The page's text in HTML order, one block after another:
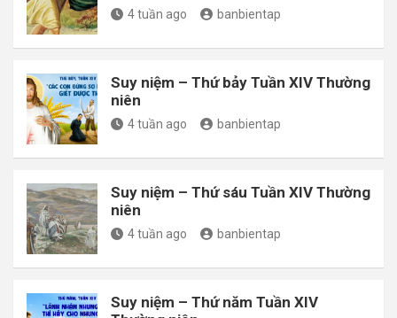
4 tuần ago banbientap
Suy niệm – Thứ bảy Tuần XIV Thường
niên
4 tuần ago banbientap
Suy niệm – Thứ sáu Tuần XIV Thường
niên
4 tuần ago banbientap
Suy niệm – Thứ năm Tuần XIV